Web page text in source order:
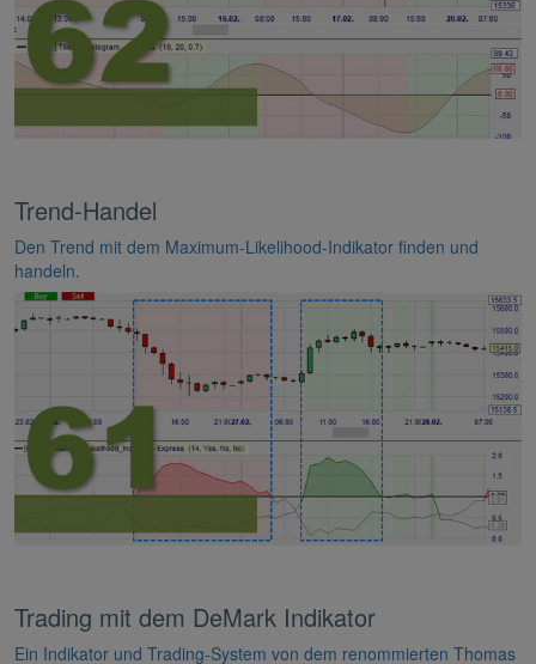
Trend-Handel
Den Trend mit dem Maximum-Likelihood-Indikator finden und
handeln.
Trading mit dem DeMark Indikator
Ein Indikator und Trading-System von dem renommierten Thomas